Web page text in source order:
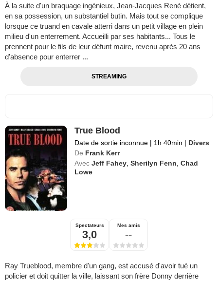
À la suite d'un braquage ingénieux, Jean-Jacques René détient,
en sa possession, un substantiel butin. Mais tout se complique
lorsque ce truand en cavale atterri dans un petit village en plein
milieu d'un enterrement. Accueilli par ses habitants... Tous le
prennent pour le fils de leur défunt maire, revenu après 20 ans
d'absence pour enterrer ...
STREAMING
True Blood
Date de sortie inconnue | 1h 40min | Divers
De Frank Kerr
Avec Jeff Fahey,Sherilyn Fenn,Chad
Lowe
Spectateurs
3,0
Mes amis
--
Ray Trueblood, membre d'un gang, est accusé d'avoir tué un
policier et doit quitter la ville, laissant son frère Donny derrière